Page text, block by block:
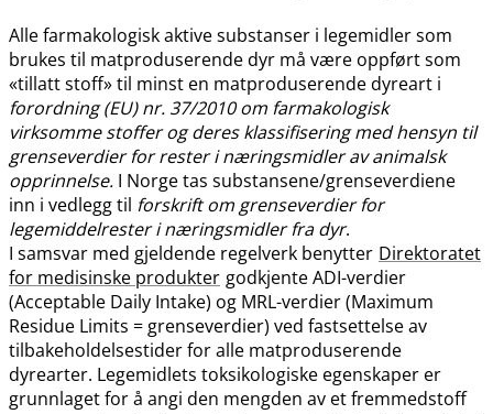
Alle farmakologisk aktive substanser i legemidler som
brukes til matproduserende dyr må være oppført som
«tillatt stoff» til minst en matproduserende dyreart i
forordning (EU) nr. 37/2010 om farmakologisk
virksomme stoffer og deres klassifisering med hensyn til
grenseverdier for rester i næringsmidler av animalsk
opprinnelse. I Norge tas substansene​/​grenseverdiene
inn i vedlegg til forskrift om grenseverdier for
legemiddelrester i næringsmidler fra dyr.
I samsvar med gjeldende regelverk benytter Direktoratet
for medisinske produkter godkjente ADI-verdier
(Acceptable Daily Intake) og MRL-verdier (Maximum
Residue Limits = grenseverdier) ved fastsettelse av
tilbakeholdelsestider for alle matproduserende
dyrearter. Legemidlets toksikologiske egenskaper er
grunnlaget for å angi den mengden av et fremmedstoff